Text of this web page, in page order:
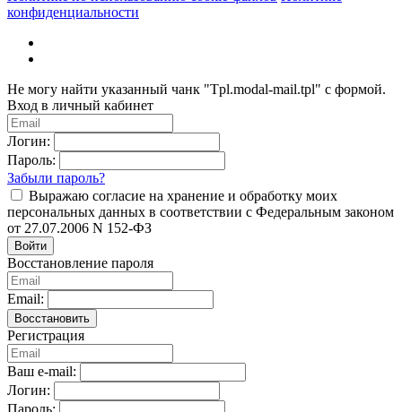
конфиденциальности
Не могу найти указанный чанк "Tpl.modal-mail.tpl" с формой.
Вход в личный кабинет
Логин:
Пароль:
Забыли пароль?
Выражаю согласие на хранение и обработку моих
персональных данных в соответствии с Федеральным законом
от 27.07.2006 N 152-ФЗ
Войти
Восстановление пароля
Email:
Восстановить
Регистрация
Ваш e-mail:
Логин:
Пароль: